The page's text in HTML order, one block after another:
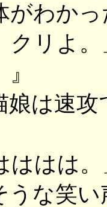
わかっ
クリよ。
は速攻
ははは
な笑い